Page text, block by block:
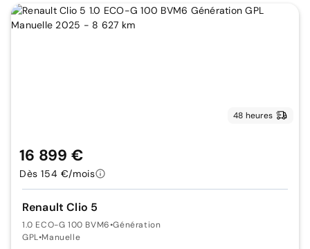
48 heures
Renault Clio 5
1.0 ECO-G 100 BVM6•Génération
GPL•Manuelle
16 899 €
Dès 154 €/mois